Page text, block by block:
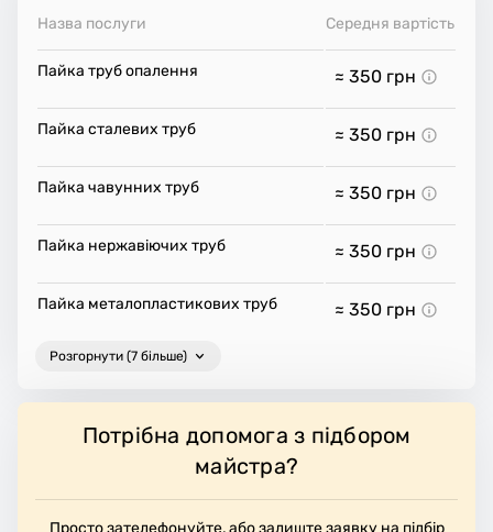
Назва послуги Середня вартість
Пайка труб опалення ≈ 350 грн
Пайка сталевих труб ≈ 350 грн
Пайка чавунних труб ≈ 350 грн
Пайка нержавіючих труб ≈ 350 грн
Пайка металопластикових труб ≈ 350 грн
Розгорнути (7 більше)
Потрібна допомога з підбором
майстра?
Просто зателефонуйте, або залиште заявку на підбір